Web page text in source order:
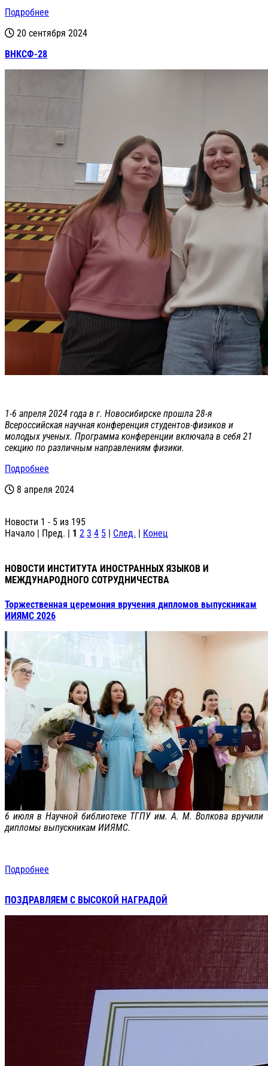
Подробнее
20 сентября 2024
ВНКСФ-28
1-6 апреля 2024 года в г. Новосибирске прошла 28-я
Всероссийская научная конференция студентов-физиков и
молодых ученых. Программа конференции включала в себя 21
секцию по различным направлениям физики.
Подробнее
8 апреля 2024
Новости 1 - 5 из 195
Начало | Пред. | 1 2 3 4 5 | След. | Конец
НОВОСТИ ИНСТИТУТА ИНОСТРАННЫХ ЯЗЫКОВ И
МЕЖДУНАРОДНОГО СОТРУДНИЧЕСТВА
Торжественная церемония вручения дипломов выпускникам
ИИЯМС 2026
6 июля в Научной библиотеке ТГПУ им. А. М. Волкова вручили
дипломы выпускникам ИИЯМС.
Подробнее
ПОЗДРАВЛЯЕМ С ВЫСОКОЙ НАГРАДОЙ